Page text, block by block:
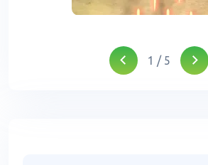
1 / 5